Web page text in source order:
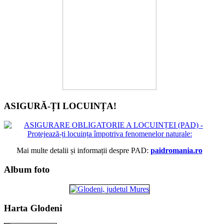
ASIGURĂ-ȚI LOCUINȚA!
Mai multe detalii și informații despre PAD: paidromania.ro
Album foto
Harta Glodeni